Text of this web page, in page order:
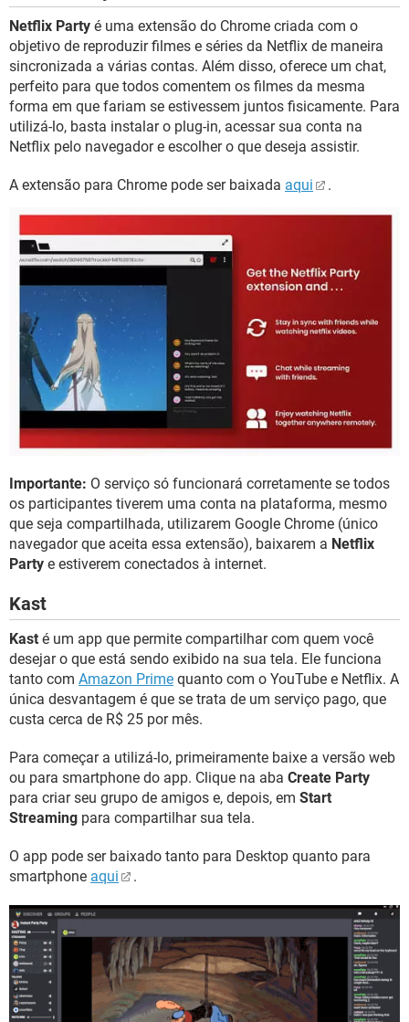
Netflix Party é uma extensão do Chrome criada com o
objetivo de reproduzir filmes e séries da Netflix de maneira
sincronizada a várias contas. Além disso, oferece um chat,
perfeito para que todos comentem os filmes da mesma
forma em que fariam se estivessem juntos fisicamente. Para
utilizá-lo, basta instalar o plug-in, acessar sua conta na
Netflix pelo navegador e escolher o que deseja assistir.
A extensão para Chrome pode ser baixada aqui .
Importante: O serviço só funcionará corretamente se todos
os participantes tiverem uma conta na plataforma, mesmo
que seja compartilhada, utilizarem Google Chrome (único
navegador que aceita essa extensão), baixarem a Netflix
Party e estiverem conectados à internet.
Kast
Kast é um app que permite compartilhar com quem você
desejar o que está sendo exibido na sua tela. Ele funciona
tanto com Amazon Prime quanto com o YouTube e Netflix. A
única desvantagem é que se trata de um serviço pago, que
custa cerca de R$ 25 por mês.
Para começar a utilizá-lo, primeiramente baixe a versão web
ou para smartphone do app. Clique na aba Create Party
para criar seu grupo de amigos e, depois, em Start
Streaming para compartilhar sua tela.
O app pode ser baixado tanto para Desktop quanto para
smartphone aqui .